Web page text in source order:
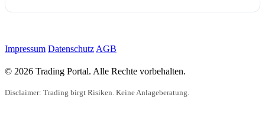
Impressum Datenschutz AGB
© 2026 Trading Portal. Alle Rechte vorbehalten.
Disclaimer: Trading birgt Risiken. Keine Anlageberatung.